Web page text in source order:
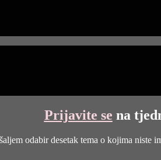
Prijavite se na
odabir desetak tema o kojima